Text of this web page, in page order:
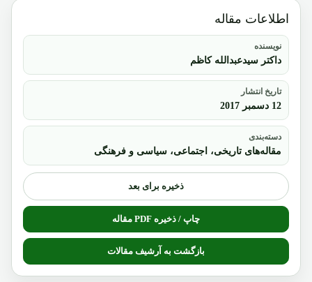
اطلاعات مقاله
نویسنده
داکتر سیدعبدالله کاظم
تاریخ انتشار
12 دسمبر 2017
دسته‌بندی
مقاله‌های تاریخی، اجتماعی، سیاسی و فرهنگی
ذخیره برای بعد
چاپ / ذخیره PDF مقاله
بازگشت به آرشیف مقالات